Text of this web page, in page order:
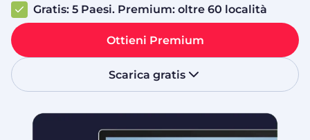
Gratis: 5 Paesi. Premium: oltre 60 località
Ottieni Premium
Scarica gratis